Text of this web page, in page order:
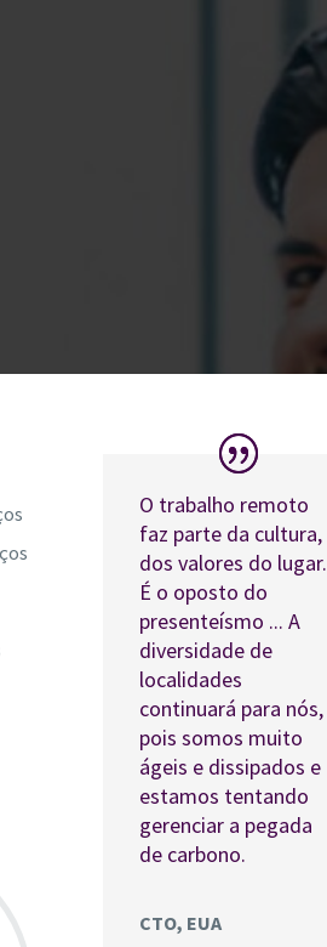
O trabalho remoto
faz parte da cultura,
dos valores do lugar.
É o oposto do
presenteísmo ... A
diversidade de
localidades
continuará para nós,
pois somos muito
ágeis e dissipados e
estamos tentando
gerenciar a pegada
de carbono.
CTO, EUA